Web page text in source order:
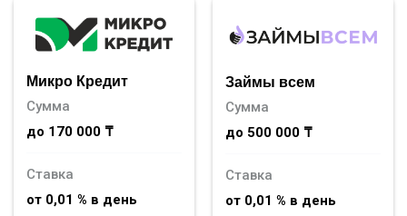
Микро Кредит
Сумма
до 170 000 ₸
Ставка
от 0,01 % в день
Займы всем
Сумма
до 500 000 ₸
Ставка
от 0,01 % в день